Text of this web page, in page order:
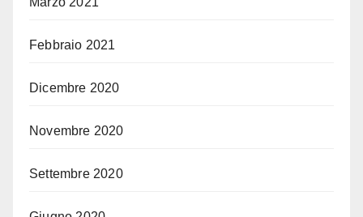
Febbraio 2021
Dicembre 2020
Novembre 2020
Settembre 2020